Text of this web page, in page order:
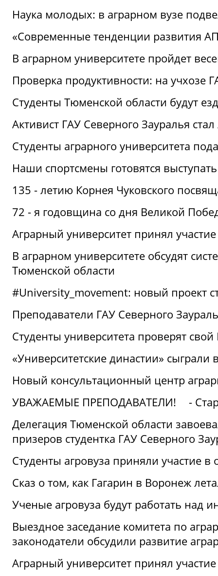
Наука молодых: в аграрном вузе
«Современные тенденции развития
В аграрном университете пройдет
Проверка продуктивности: на учхозе
Студенты Тюменской области будут
Активист ГАУ Северного Зауралья
Студенты аграрного университета
Наши спортсмены готовятся
135 - летию Корнея Чуковского
72 - я годовщина со дня Великой
Аграрный университет принял
В аграрном университете обсудят
Тюменской области
#University_movement: новый проект
Преподаватели ГАУ Северного
Студенты университета проверят свой
«Университетские династии»
Новый консультационный центр
УВАЖАЕМЫЕ ПРЕПОДАВАТЕЛИ!
-
Делегация Тюменской области
призеров студентка ГАУ Северного
Студенты агровуза приняли участие в
Сказ о том, как Гагарин в Воронеж
Ученые агровуза будут работать над
Выездное заседание комитета по
законодатели обсудили развитие
Аграрный университет принял